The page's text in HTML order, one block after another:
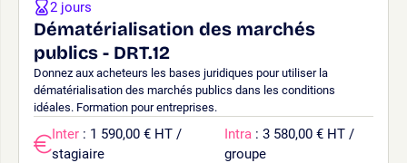
Dématérialisation des marchés
publics - DRT.12
Donnez aux acheteurs les bases juridiques pour utiliser la
dématérialisation des marchés publics dans les conditions
idéales. Formation pour entreprises.
2 jours
Inter : 1 590,00 € HT /
stagiaire
Intra : 3 580,00 € HT /
groupe